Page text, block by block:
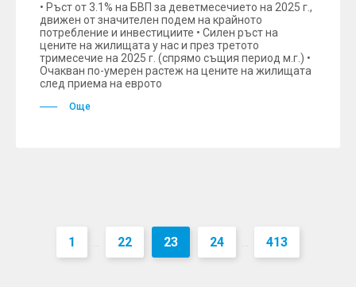
• Ръст от 3.1% на БВП за деветмесечието на 2025 г.,
движен от значителен подем на крайното
потребление и инвестициите • Силен ръст на
цените на жилищата у нас и през третото
тримесечие на 2025 г. (спрямо същия период м.г.) •
Очакван по-умерен растеж на цените на жилищата
след приема на еврото
Още
1 ... 22 23 24 ... 413